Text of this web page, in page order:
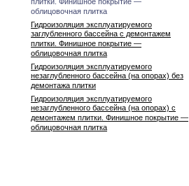
плитки. Финишное покрытие —
облицовочная плитка
Гидроизоляция эксплуатируемого
заглубленного бассейна с демонтажем
плитки. Финишное покрытие —
облицовочная плитка
Гидроизоляция эксплуатируемого
незаглубленного бассейна (на опорах) без
демонтажа плитки
Гидроизоляция эксплуатируемого
незаглубленного бассейна (на опорах) с
демонтажем плитки. Финишное покрытие —
облицовочная плитка